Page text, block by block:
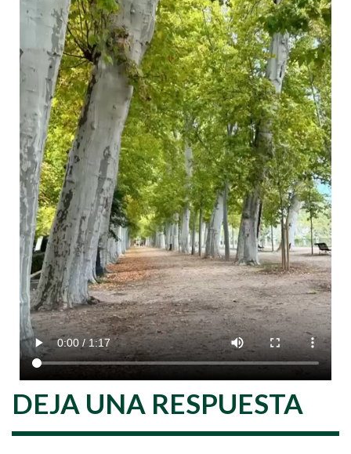
DEJA UNA RESPUESTA